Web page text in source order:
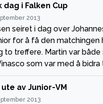
dag i Falken Cup
2013
seiret i dag over
for å få den
to treffere. Martin var
som var med å
av Junior-VM
2013